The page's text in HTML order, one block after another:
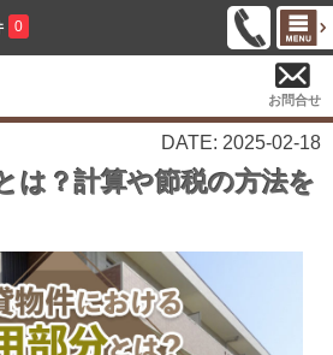
0
お問合せ
DATE: 2025-02-18
は？計算や節税の方法を